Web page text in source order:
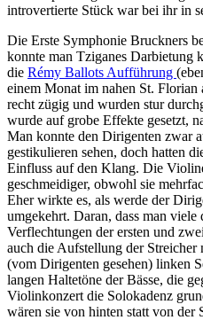
introvertierte Stück war bei ihr in
Die Erste Symphonie Bruckners
konnte man Tziganes Darbietung
die Rémy Ballots Aufführung
einem Monat im nahen St. Florian
recht zügig und wurden stur
wurde auf grobe Effekte gesetzt,
Man konnte den Dirigenten zwar
gestikulieren sehen, doch hatten
Einfluss auf den Klang. Die
geschmeidiger, obwohl sie
Eher wirkte es, als werde der
umgekehrt. Daran, dass man viele
Verflechtungen der ersten und
auch die Aufstellung der
(vom Dirigenten gesehen) linken
langen Haltetöne der Bässe, die
Violinkonzert die Solokadenz
wären sie von hinten statt von der